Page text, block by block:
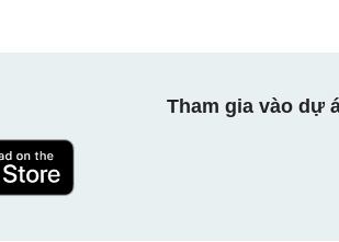
Tham gia vào dự